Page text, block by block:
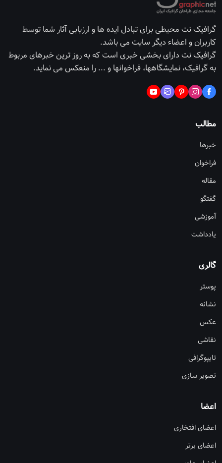
گرافیک نت محیطی برای تبادل ایده ها و ارزیابی آثار شما توسط
کاربران و اعضاء دیگر سایت می باشد.
گرافیک نت دارای بخشی خبری است که به روز ترین خبرهای مربوط
به گرافیک، نمایشگاهها، فراخوانها و ... را منعکس می نماید.
مطالب
خبرها
فراخوان
مقاله
گفتگو
آموزشی
یادداشت
گالری
پوستر
نشانه
عکس
نقاشی
تایپوگرافی
تصویر سازی
اعضا
اعضای افتخاری
اعضای برتر